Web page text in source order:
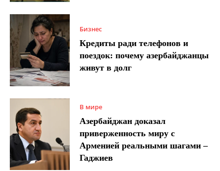
Бизнес
Кредиты ради телефонов и
поездок: почему азербайджанцы
живут в долг
В мире
Азербайджан доказал
приверженность миру с
Арменией реальными шагами –
Гаджиев